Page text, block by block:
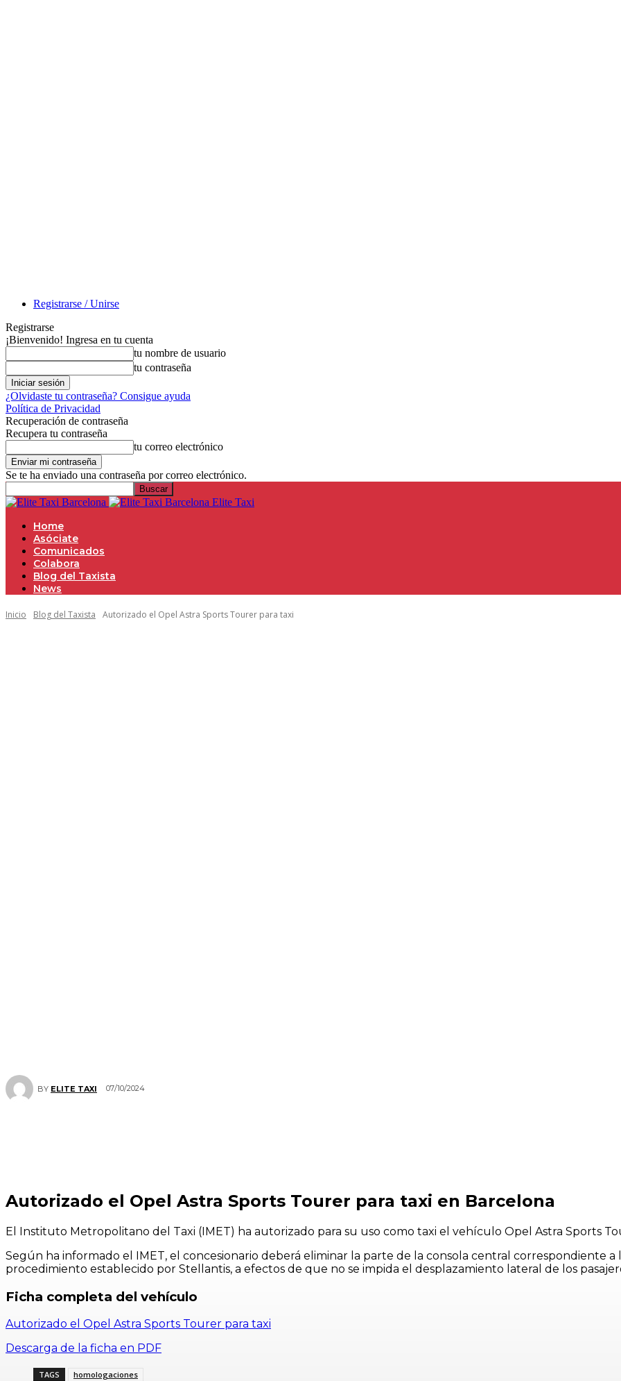
Registrarse / Unirse
Registrarse
¡Bienvenido! Ingresa en tu cuenta
tu nombre de usuario
tu contraseña
¿Olvidaste tu contraseña? Consigue ayuda
Política de Privacidad
Recuperación de contraseña
Recupera tu contraseña
tu correo electrónico
Se te ha enviado una contraseña por correo electrónico.
Elite Taxi
Home
Asóciate
Comunicados
Colabora
Blog del Taxista
News
Inicio Blog del Taxista Autorizado el Opel Astra Sports Tourer para taxi
BY ELITE TAXI 07/10/2024
Autorizado el Opel Astra Sports Tourer para taxi en Barcelona
El Instituto Metropolitano del Taxi (IMET) ha autorizado para su uso como taxi el vehículo Opel Astra Sports
Según ha informado el IMET, el concesionario deberá eliminar la parte de la consola central correspondiente a
procedimiento establecido por Stellantis, a efectos de que no se impida el desplazamiento lateral de los
Ficha completa del vehículo
Autorizado el Opel Astra Sports Tourer para taxi
Descarga de la ficha en PDF
TAGS homologaciones